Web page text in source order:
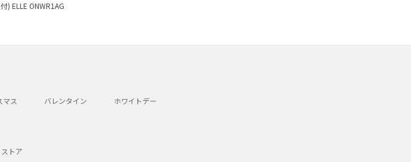
) ELLE ONWR1AG
マス バレンタイン ホワイトデー
トア